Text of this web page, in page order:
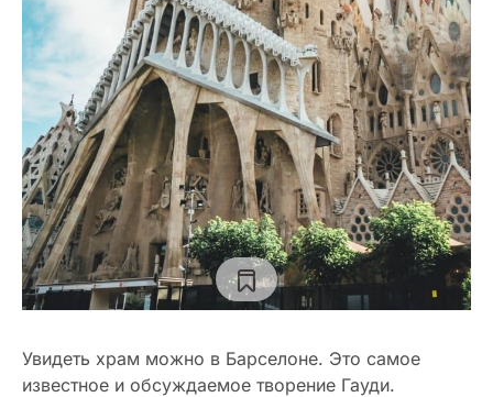
Увидеть храм можно в Барселоне. Это самое
известное и обсуждаемое творение Гауди.